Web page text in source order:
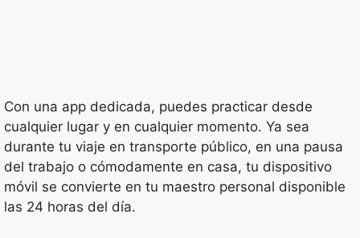
Con una app dedicada, puedes practicar desde
cualquier lugar y en cualquier momento. Ya sea
durante tu viaje en transporte público, en una pausa
del trabajo o cómodamente en casa, tu dispositivo
móvil se convierte en tu maestro personal disponible
las 24 horas del día.